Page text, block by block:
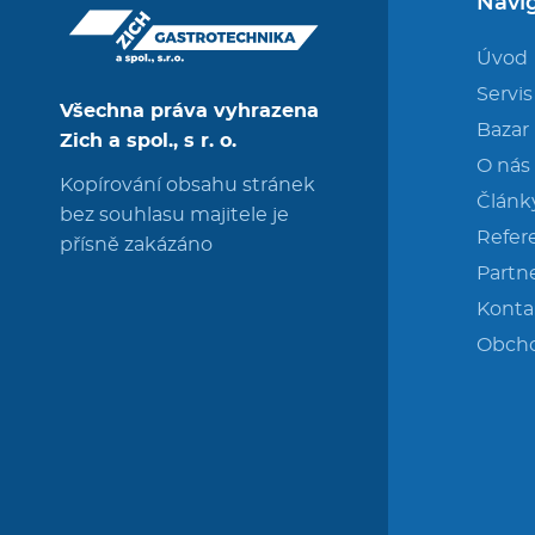
Všechna práva vyhrazena
Zich a spol., s r. o.
Kopírování obsahu stránek
bez souhlasu majitele je
přísně zakázáno
Úvod
Servis
Bazar
O nás